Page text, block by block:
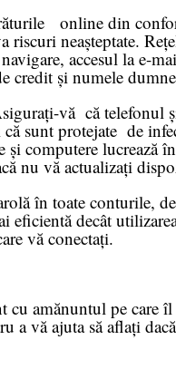
online din
riscuri neașteptate.
accesul la e-
și numele
vă că telefonul
că sunt protejate de
computere lucrează
nu vă actualizați
în toate conturile,
eficientă decât
vă conectați.
amănuntul pe
a vă ajuta să aflați